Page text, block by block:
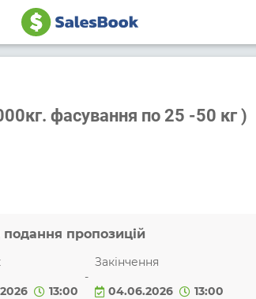
фасування по 25 -50 кг )
подання пропозицій
13:00
-
Закінчення
04.06.2026 13:00